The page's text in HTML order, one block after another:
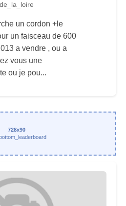
un cordon +le
un faisceau de 600
a vendre , ou a
vous une
ou je pou...
728x90